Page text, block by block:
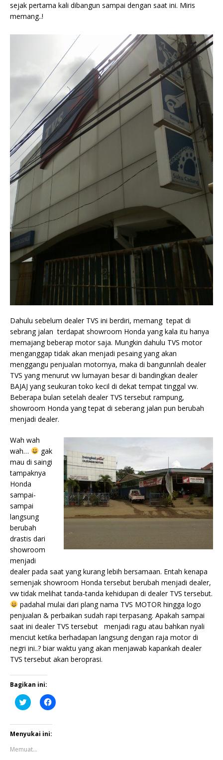
sejak pertama kali dibangun sampai dengan saat ini. Miris
memang..!
Dahulu sebelum dealer TVS ini berdiri, memang tepat di
sebrang jalan terdapat showroom Honda yang kala itu hanya
memajang beberap motor saja. Mungkin dahulu TVS motor
menganggap tidak akan menjadi pesaing yang akan
menggangu penjualan motornya, maka di bangunnlah dealer
TVS yang menurut vw lumayan besar di bandingkan dealer
BAJAJ yang seukuran toko kecil di dekat tempat tinggal vw.
Beberapa bulan setelah dealer TVS tersebut rampung,
showroom Honda yang tepat di seberang jalan pun berubah
menjadi dealer.
Wah wah
wah…
gak
mau di saingi
tampaknya
Honda
sampai-
sampai
langsung
berubah
drastis dari
showroom
menjadi
dealer pada saat yang kurang lebih bersamaan. Entah kenapa
semenjak showroom Honda tersebut berubah menjadi dealer,
vw tidak melihat tanda-tanda kehidupan di dealer TVS tersebut.
padahal mulai dari plang nama TVS MOTOR hingga logo
penjualan & perbaikan sudah rapi terpasang. Apakah sampai
saat ini dealer TVS tersebut menjadi ragu atau bahkan nyali
menciut ketika berhadapan langsung dengan raja motor di
negri ini..? biar waktu yang akan menjawab kapankah dealer
TVS tersebut akan beroprasi.
Bagikan ini:
K
l
u
n
u
k
K
l
Menyukai ini:
Memuat...